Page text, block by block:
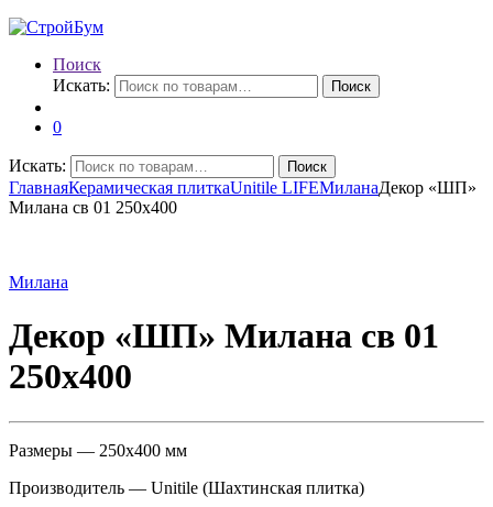
Поиск
Искать:
Поиск
0
Искать: Поиск
ГлавнаяКерамическая плиткаUnitile LIFEМиланаДекор «ШП»
Милана св 01 250х400
Милана
Декор «ШП» Милана св 01
250х400
Размеры — 250х400 мм
Производитель — Unitile (Шахтинская плитка)